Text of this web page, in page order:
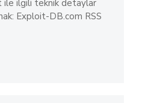
ile ilgili teknik detaylar
Exploit-DB.com RSS